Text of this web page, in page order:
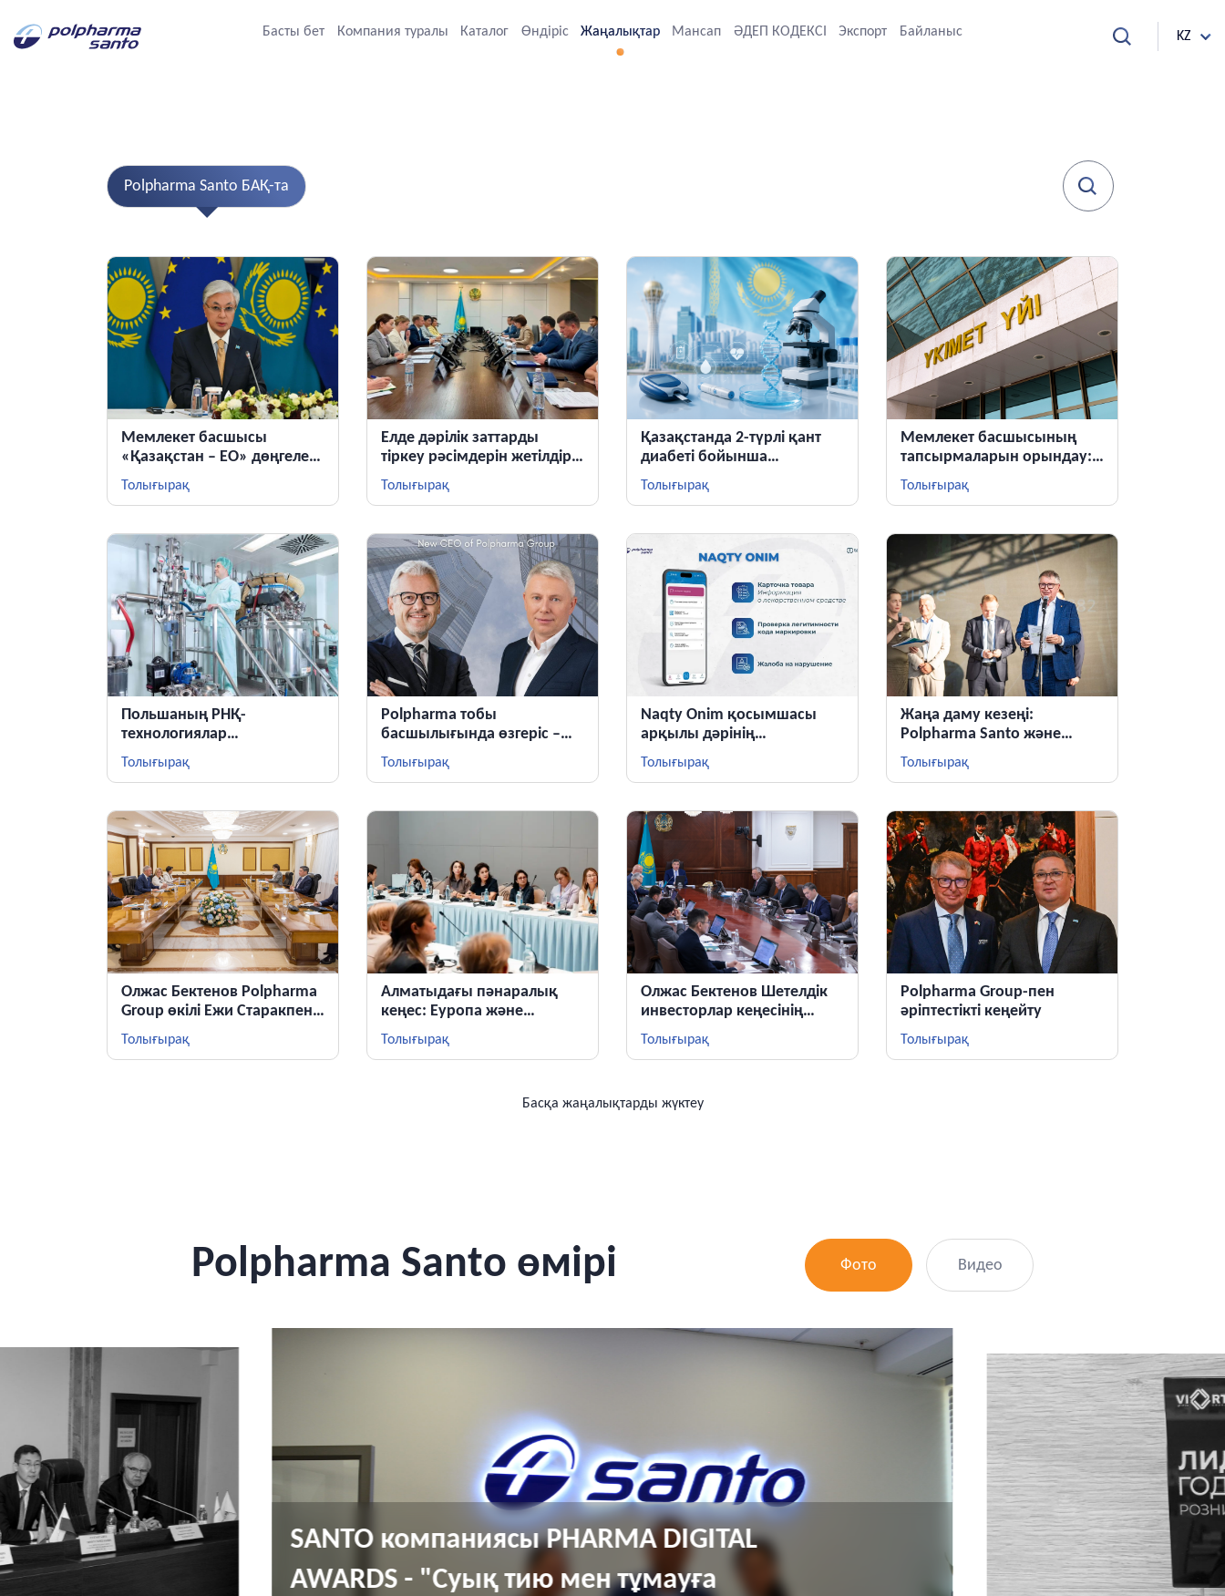
Басты бет Компания туралы Каталог Өндіріс Жаңалықтар Мансап ӘДЕП КОДЕКСІ Экспорт Байланыс KZ
Polpharma Santo БАҚ-та
Мемлекет басшысы
«Қазақстан – ЕО» дөңгелек
үстелінде сөз сөйледі
Толығырақ
Елде дәрілік заттарды
тіркеу рәсімдерін жетілдіру
жұмыстары жалғасып
жатыр
Толығырақ
Қазақстанда 2-түрлі қант
диабеті бойынша
клиникалық зерттеу
басталады
Толығырақ
Мемлекет басшысының
тапсырмаларын орындау:
Шымкентте
фармацевтикалық өндірісті
теңге жеке инвестициялар
бағытталады
Толығырақ
Польшаның РНҚ-
технологиялар
платформасы
Толығырақ
Polpharma тобы
басшылығында өзгеріс –
Себастиян Шиманек
компанияның жаңа
тағайындалды
Толығырақ
Naqty Onim қосымшасы
арқылы дәрінің
түпнұсқалығын тексеруге
болады
Толығырақ
Жаңа даму кезеңі:
Polpharma Santo және
Қазақстандағы EU GMP
Толығырақ
Олжас Бектенов Polpharma
Group өкілі Ежи Старакпен
елімізде дәрі-дәрмек
өндірісін кеңейту бойынша
Толығырақ
Алматыдағы пәнаралық
кеңес: Еуропа және
Орталық Азия
сарапшылары D дәрумені
Толығырақ
Олжас Бектенов Шетелдік
инвесторлар кеңесінің
аралық отырысын өткізді
Толығырақ
Polpharma Group-пен
әріптестікті кеңейту
Толығырақ
Басқа жаңалықтарды жүктеу
Polpharma Santo өмірі Фото Видео
SANTO компаниясы PHARMA DIGITAL
AWARDS - "Суық тию мен тұмауға